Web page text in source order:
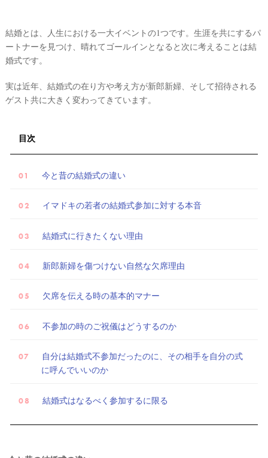
結婚とは、人生における一大イベントの1つです。生涯を共にするパ
ートナーを見つけ、晴れてゴールインとなると次に考えることは結
婚式です。
実は近年、結婚式の在り方や考え方が新郎新婦、そして招待される
ゲスト共に大きく変わってきています。
目次
今と昔の結婚式の違い
イマドキの若者の結婚式参加に対する本音
結婚式に行きたくない理由
新郎新婦を傷つけない自然な欠席理由
欠席を伝える時の基本的マナー
不参加の時のご祝儀はどうするのか
自分は結婚式不参加だったのに、その相手を自分の式
に呼んでいいのか
結婚式はなるべく参加するに限る